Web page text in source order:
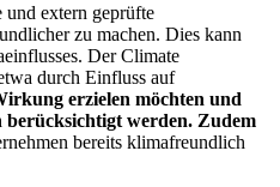
und extern geprüfte
zu machen. Dies kann
Der Climate
durch Einfluss auf
erzielen möchten und
berücksichtigt werden. Zudem
bereits klimafreundlich